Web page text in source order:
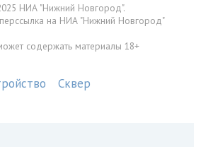
НИА "Нижний Новгород".
на НИА "Нижний Новгород"
содержать материалы 18+
Сквер